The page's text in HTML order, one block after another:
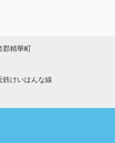
郡精華町
鉄けいはんな線